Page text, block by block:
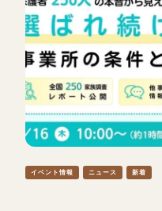
イベント情報 ニュース 新着